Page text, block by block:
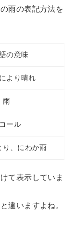
雨の表記方法を
の意味
より晴れ
雨
ール
り、にわか雨
て表示していま
違いますよね。